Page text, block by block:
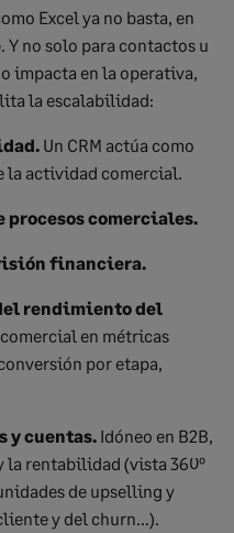
Excel ya no basta, en
. Y no solo para contactos u
impacta en la operativa,
la escalabilidad:
Un CRM actúa como
la actividad comercial.
procesos comerciales.
financiera.
rendimiento del
en métricas
por etapa,
y cuentas. Idóneo en B2B,
la rentabilidad (vista 360º
de upselling y
y del churn…).